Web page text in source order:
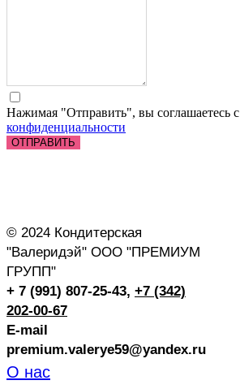
© 2024 Кондитерская
"Валеридэй" ООО "ПРЕМИУМ
ГРУПП"
+ 7 (991) 807-25-43, +7 (342)
202-00-67
E-mail
premium.valerye59@yandex.ru
О нас
Нажимая "Отправить", вы соглашаетесь с
конфиденциальности
ОТПРАВИТЬ